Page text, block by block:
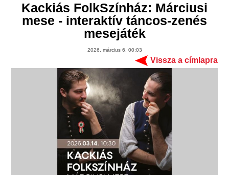
Kackiás FolkSzínház: Márciusi
mese - interaktív táncos-zenés
mesejáték
2026. március 6. 00:03
Vissza a címlapra